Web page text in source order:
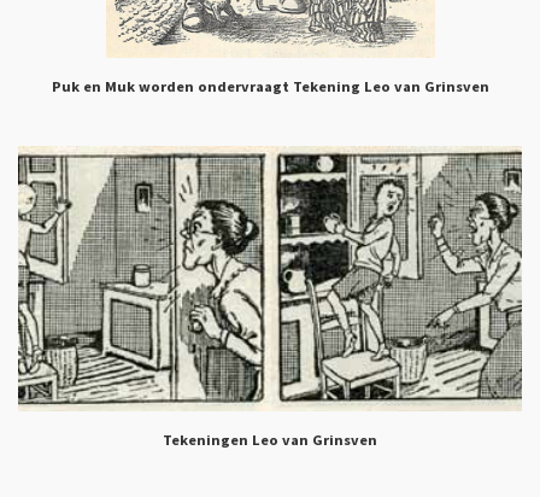
Puk en Muk worden ondervraagt Tekening Leo van Grinsven
Tekeningen Leo van Grinsven